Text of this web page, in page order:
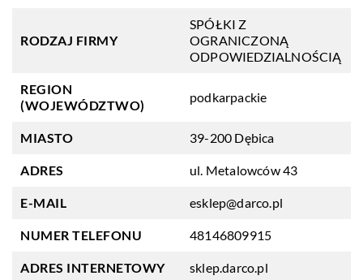
RODZAJ FIRMY
SPÓŁKI Z
OGRANICZONĄ
ODPOWIEDZIALNOŚCIĄ
REGION
(WOJEWÓDZTWO)
podkarpackie
MIASTO 39-200 Dębica
ADRES ul. Metalowców 43
E-MAIL esklep@darco.pl
NUMER TELEFONU 48146809915
ADRES INTERNETOWY sklep.darco.pl